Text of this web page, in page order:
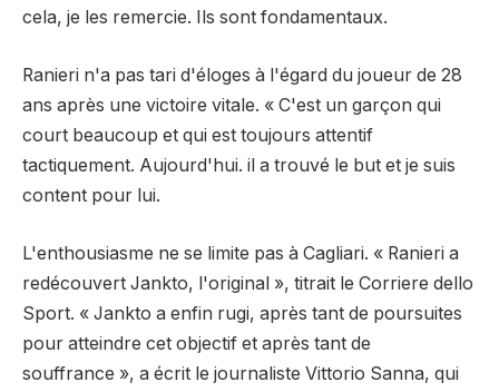
cela, je les remercie. Ils sont fondamentaux.
Ranieri n'a pas tari d'éloges à l'égard du joueur de 28
ans après une victoire vitale. « C'est un garçon qui
court beaucoup et qui est toujours attentif
tactiquement. Aujourd'hui. il a trouvé le but et je suis
content pour lui.
L'enthousiasme ne se limite pas à Cagliari. « Ranieri a
redécouvert Jankto, l'original », titrait le Corriere dello
Sport. « Jankto a enfin rugi, après tant de poursuites
pour atteindre cet objectif et après tant de
souffrance », a écrit le journaliste Vittorio Sanna, qui